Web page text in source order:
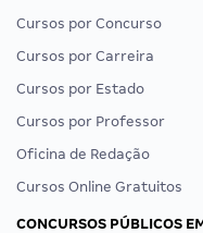
Cursos por Concurso
Cursos por Carreira
Cursos por Estado
Cursos por Professor
Oficina de Redação
Cursos Online Gratuitos
CONCURSOS PÚBLICOS